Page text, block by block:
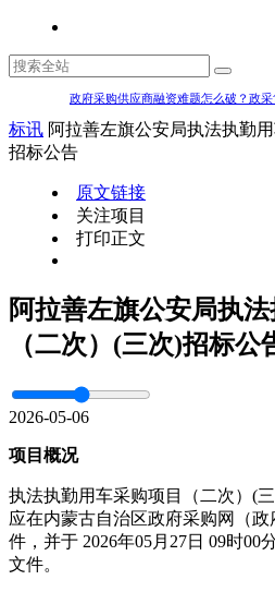
政府采购供应商融资难题怎么破？政采
标讯 阿拉善左旗公安局执法执勤
招标公告
原文链接
关注项目
打印正文
阿拉善左旗公安局执
（二次）(三次)招标公
2026-05-06
项目概况
执法执勤用车采购项目（二次）(
应在内蒙古自治区政府采购网（
件，并于 2026年05月27日 09时00
文件。